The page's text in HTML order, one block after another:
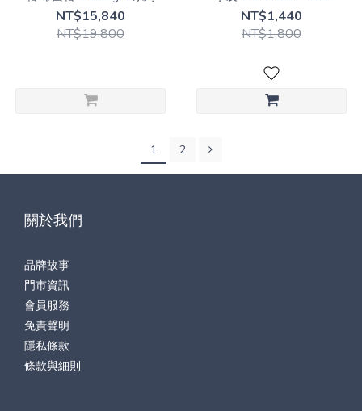
NT$15,840
NT$19,800
Security Neck Pouch
653378/653379
NT$1,440
NT$1,800
1 2
關於我們
品牌故事
門市資訊
會員服務
免責聲明
隱私條款
條款與細則